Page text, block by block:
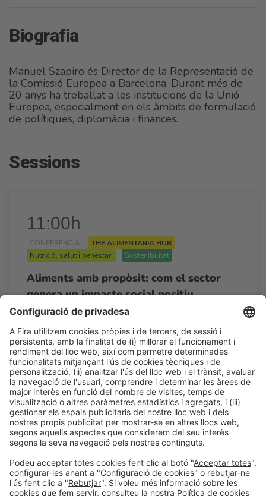
Biografia
Manuel Szapiro és Director de la Representació de
la Comissió Europea a Barcelona. Durant més de
20 anys ha treballat a les institucions de la Unió
Europea, especialment en els àmbits de formulació
de polítiques, diplomàcia i finances.
Sessions
11:00h
CONFERÈNCIA |
THE ALIMENTARIA HUB
Nutrició, salut i benestar
Sostenibilitat
Aliments amb propòsit: com el sector
genera un impacte social positiu
Dt 24
11:00h - 13:00h
Auditorio - The Alimentaria Hub
Accés lliure
LLegir més